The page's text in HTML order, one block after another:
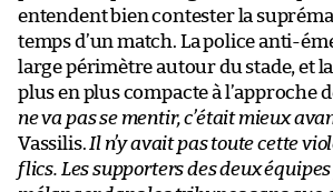
entendent bien contester la
temps d’un match. La police anti-
large périmètre autour du stade, et
plus en plus compacte à l’approche
ne va pas se mentir, c’était mieux
Vassilis.Il n’y avait pas toute cette
flics. Les supporters des deux